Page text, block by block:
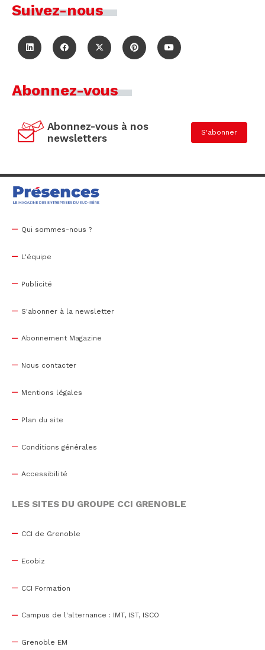
Suivez-nous
Abonnez-vous
Abonnez-vous à nos
newsletters
S'abonner
Qui sommes-nous ?
L'équipe
Publicité
S'abonner à la newsletter
Abonnement Magazine
Nous contacter
Mentions légales
Plan du site
Conditions générales
Accessibilité
LES SITES DU GROUPE CCI GRENOBLE
CCI de Grenoble
Ecobiz
CCI Formation
Campus de l'alternance : IMT, IST, ISCO
Grenoble EM